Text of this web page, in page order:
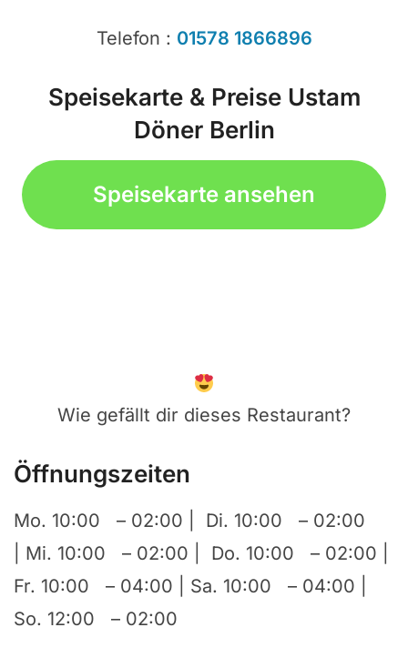
Telefon : 01578 1866896
Speisekarte & Preise Ustam
Döner Berlin
Speisekarte ansehen
Wie gefällt dir dieses Restaurant?
Öffnungszeiten
Mo. 10:00 – 02:00 | Di. 10:00 – 02:00
| Mi. 10:00 – 02:00 | Do. 10:00 – 02:00 |
Fr. 10:00 – 04:00 | Sa. 10:00 – 04:00 |
So. 12:00 – 02:00